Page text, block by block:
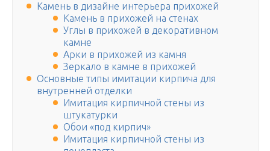
Камень в дизайне интерьера прихожей
Камень в прихожей на стенах
Углы в прихожей в декоративном
камне
Арки в прихожей из камня
Зеркало в камне в прихожей
Основные типы имитации кирпича для
внутренней отделки
Имитация кирпичной стены из
штукатурки
Обои «под кирпич»
Имитация кирпичной стены из